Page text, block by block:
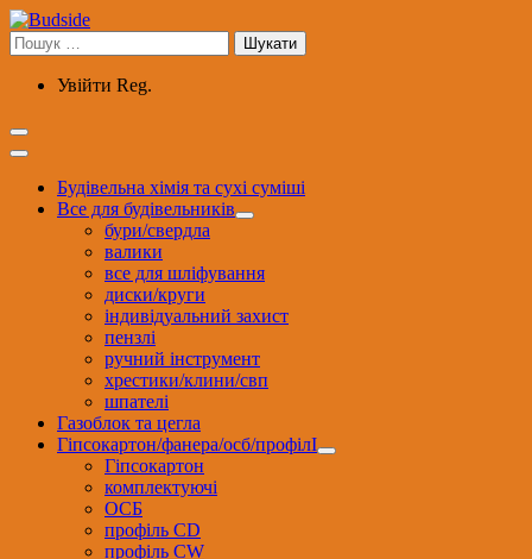
Перейти
до
вмісту
Пошук:
Увійти Reg.
Будівельна хімія та сухі суміші
Все для будівельників
бури/свердла
валики
все для шліфування
диски/круги
індивідуальний захист
пензлі
ручний інструмент
хрестики/клини/свп
шпателі
Газоблок та цегла
Гіпсокартон/фанера/осб/профілІ
Гіпсокартон
комплектуючі
ОСБ
профіль CD
профіль CW